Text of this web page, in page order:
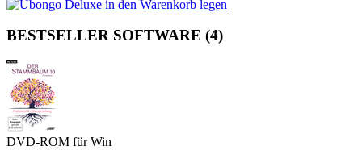
BESTSELLER SOFTWARE (4)
DVD-ROM für Win